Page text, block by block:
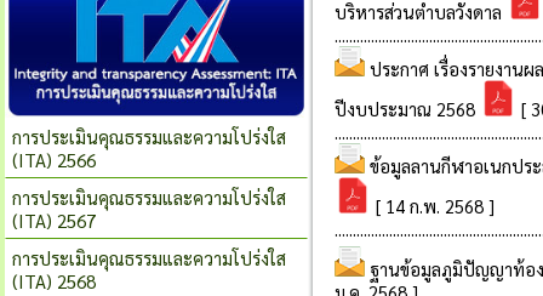
การประเมินคุณธรรมและความโปร่งใส
(ITA) 2566
การประเมินคุณธรรมและความโปร่งใส
(ITA) 2567
การประเมินคุณธรรมและความโปร่งใส
(ITA) 2568